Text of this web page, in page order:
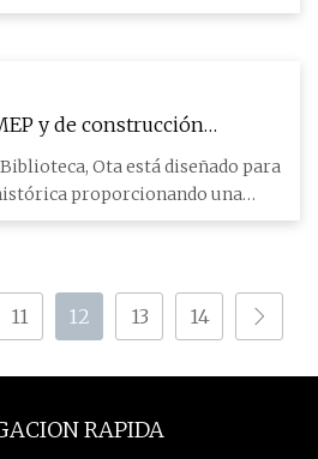
y de construcción
de Arte y Biblioteca de
Ota está diseñado para
proporcionando una
11 12 13 14
RAPIDA